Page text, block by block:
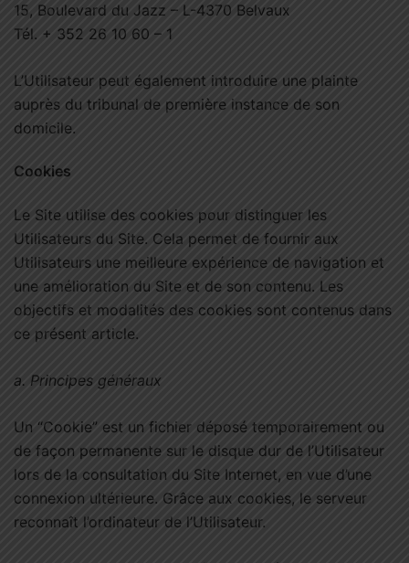
15, Boulevard du Jazz – L-4370 Belvaux
Tél. + 352 26 10 60 – 1
L’Utilisateur peut également introduire une plainte
auprès du tribunal de première instance de son
domicile.
Cookies
Le Site utilise des cookies pour distinguer les
Utilisateurs du Site. Cela permet de fournir aux
Utilisateurs une meilleure expérience de navigation et
une amélioration du Site et de son contenu. Les
objectifs et modalités des cookies sont contenus dans
ce présent article.
a. Principes généraux
Un “Cookie” est un fichier déposé temporairement ou
de façon permanente sur le disque dur de l’Utilisateur
lors de la consultation du Site Internet, en vue d’une
connexion ultérieure. Grâce aux cookies, le serveur
reconnaît l’ordinateur de l’Utilisateur.